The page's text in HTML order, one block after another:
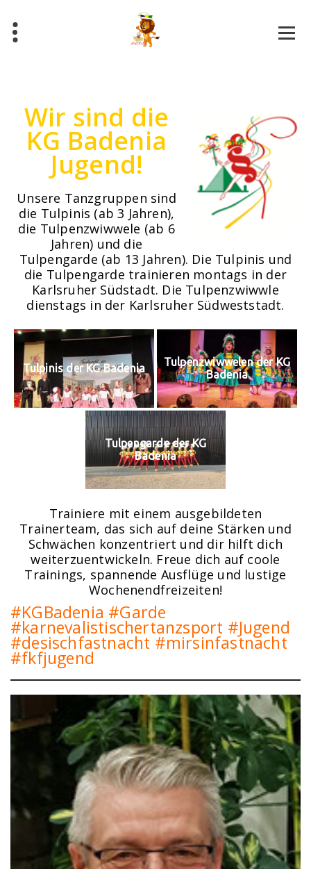
content
Wir sind die
KG Badenia
Jugend!
Unsere Tanzgruppen sind
die Tulpinis (ab 3 Jahren),
die Tulpenzwiwwele (ab 6
Jahren) und die
Tulpengarde (ab 13 Jahren). Die Tulpinis und
die Tulpengarde trainieren montags in der
Karlsruher Südstadt. Die Tulpenzwiwwle
dienstags in der Karlsruher Südweststadt.
Tulpinis der KG Badenia
Tulpenzwiwwelen der KG
Badenia
Tulpengarde der KG
Badenia
Trainiere mit einem ausgebildeten
Trainerteam, das sich auf deine Stärken und
Schwächen konzentriert und dir hilft dich
weiterzuentwickeln. Freue dich auf coole
Trainings, spannende Ausflüge und lustige
Wochenendfreizeiten!
#KGBadenia #Garde
#karnevalistischertanzsport #Jugend
#desischfastnacht #mirsinfastnacht
#fkfjugend